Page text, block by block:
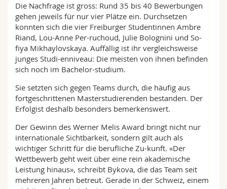
Die Nachfrage ist gross: Rund 35 bis 40 Bewerbungen
gehen jeweils für nur vier Plätze ein. Durchsetzen
konnten sich die vier Freiburger Studentinnen Ambre
Riand, Lou-Anne Per-ruchoud, Julie Bolognini und So-
fiya Mikhaylovskaya. Auffällig ist ihr vergleichsweise
junges Studi-enniveau: Die meisten von ihnen befinden
sich noch im Bachelor-studium.
Sie setzten sich gegen Teams durch, die häufig aus
fortgeschrittenen Masterstudierenden bestanden. Der
Erfolgist deshalb besonders bemerkenswert.
Der Gewinn des Werner Melis Award bringt nicht nur
internationale Sichtbarkeit, sondern gilt auch als
wichtiger Schritt für die berufliche Zu-kunft. «Der
Wettbewerb geht weit über eine rein akademische
Leistung hinaus», schreibt Bykova, die das Team seit
mehreren Jahren betreut. Gerade in der Schweiz, einem